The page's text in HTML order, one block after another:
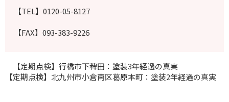
【TEL】0120-05-8127
【FAX】093-383-9226
【定期点検】行橋市下稗田：塗装3年経過の真実
【定期点検】北九州市小倉南区葛原本町：塗装2年経過の真実